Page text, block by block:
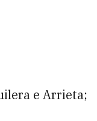
e Arrieta;